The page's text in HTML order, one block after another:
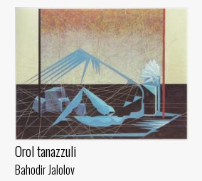
Orol tanazzuli
Bahodir Jalolov